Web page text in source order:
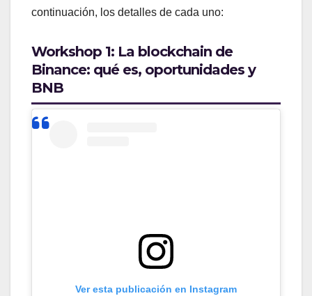
continuación, los detalles de cada uno:
Workshop 1: La blockchain de
Binance: qué es, oportunidades y
BNB
Ver esta publicación en Instagram